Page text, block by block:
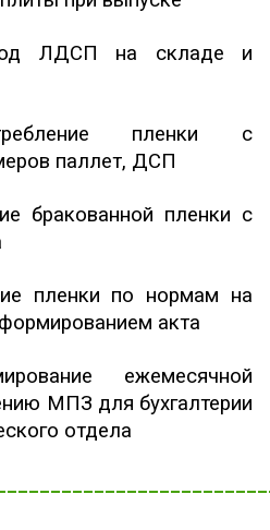
ЛДСП на складе и
пленки с
паллет, ДСП
бракованной пленки с
пленки по нормам на
акта
ежемесячной
МПЗ для бухгалтерии
отдела